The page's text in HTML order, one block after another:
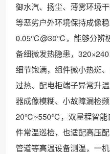
御水汽、扬尘、薄雾环境
等恶劣户外环境保持成像
0.05℃@30℃，能够分辨
备细微发热隐患，
细节饱满，组件微小热斑
过热、配电柜端子异常升
器成像模糊、小故障漏检
20℃~550℃，双量程智能
件常温巡检，也适配高压
管道等高温设备测温，一